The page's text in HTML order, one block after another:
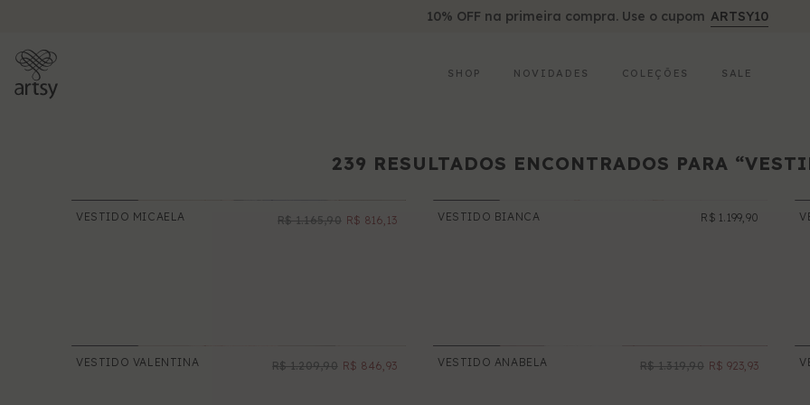
10% OFF na primeira compra. Use o cupom ARTSY10
SHOP NOVIDADES COLEÇÕES SALE
239 RESULTADOS ENCONTRADOS PARA
Sale
PROMOÇÃO
VESTIDO MICAELA R$ 1.165,90 R$ 816,13 NOVO
VESTIDO BIANCA R$ 1.199,90
PROMOÇÃO
VESTIDO VALENTINA R$ 1.209,90 R$ 846,93 PROMOÇÃO
VESTIDO ANABELA R$ 1.319,90 R$ 923,93